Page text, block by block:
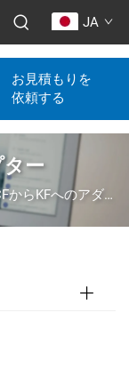
JA
お見積もりを
依頼する
ター
からKFへのアダプター